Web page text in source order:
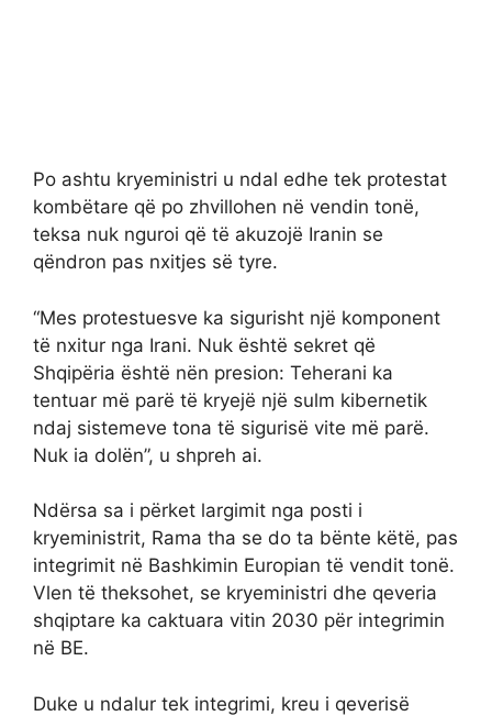
Po ashtu kryeministri u ndal edhe tek protestat
kombëtare që po zhvillohen në vendin tonë,
teksa nuk nguroi që të akuzojë Iranin se
qëndron pas nxitjes së tyre.
“Mes protestuesve ka sigurisht një komponent
të nxitur nga Irani. Nuk është sekret që
Shqipëria është nën presion: Teherani ka
tentuar më parë të kryejë një sulm kibernetik
ndaj sistemeve tona të sigurisë vite më parë.
Nuk ia dolën”, u shpreh ai.
Ndërsa sa i përket largimit nga posti i
kryeministrit, Rama tha se do ta bënte këtë, pas
integrimit në Bashkimin Europian të vendit tonë.
Vlen të theksohet, se kryeministri dhe qeveria
shqiptare ka caktuara vitin 2030 për integrimin
në BE.
Duke u ndalur tek integrimi, kreu i qeverisë